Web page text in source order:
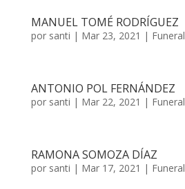
MANUEL TOMÉ RODRÍGUEZ
por santi | Mar 23, 2021 | Funeral
ANTONIO POL FERNÁNDEZ
por santi | Mar 22, 2021 | Funeral
RAMONA SOMOZA DÍAZ
por santi | Mar 17, 2021 | Funeral